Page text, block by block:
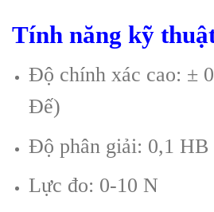
Tính năng kỹ
Độ chính xác cao: ±
Đế)
Độ phân giải: 0,1 HB
Lực đo: 0-10 N